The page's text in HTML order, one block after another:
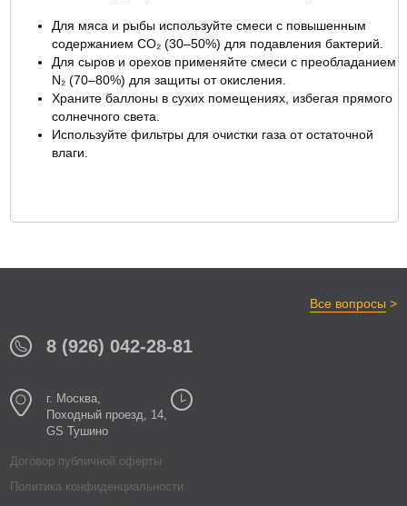
Для мяса и рыбы используйте смеси с повышенным
содержанием CO₂ (30–50%) для подавления бактерий.
Для сыров и орехов применяйте смеси с преобладанием
N₂ (70–80%) для защиты от окисления.
Храните баллоны в сухих помещениях, избегая прямого
солнечного света.
Используйте фильтры для очистки газа от остаточной
влаги.
Все вопросы >
8 (926) 042-28-81
г. Москва,
Походный проезд, 14,
GS Тушино
Договор публичной оферты
Политика конфиденциальности